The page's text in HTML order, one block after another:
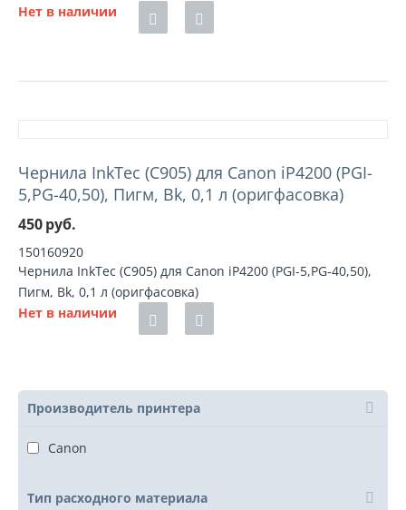
Нет в наличии
Чернила InkTec (C905) для Canon iP4200 (PGI-
5,PG-40,50), Пигм, Bk, 0,1 л (оригфасовка)
450руб.
150160920
Чернила InkTec (C905) для Canon iP4200 (PGI-5,PG-40,50),
Пигм, Bk, 0,1 л (оригфасовка)
Нет в наличии
Производитель принтера
Canon
Тип расходного материала